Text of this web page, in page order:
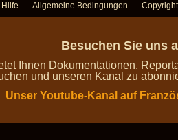
Hilfe Allgemeine Bedingungen Copyright
Besuchen Sie uns
Ihnen Dokumentationen,
und unseren Kanal zu
Unser Youtube-Kanal auf